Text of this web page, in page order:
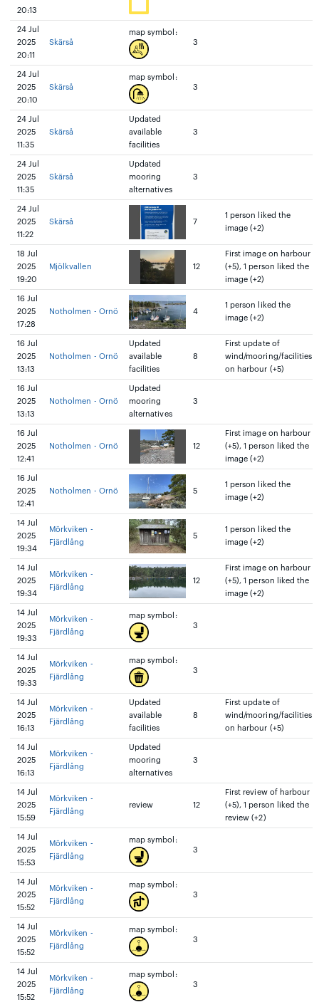
20:13
24 Jul
2025
20:11
Skärså
map symbol:
3
24 Jul
2025
20:10
Skärså
map symbol:
3
24 Jul
2025
11:35
Skärså
Updated
available
facilities
3
24 Jul
2025
11:35
Skärså
Updated
mooring
alternatives
3
24 Jul
2025
11:22
Skärså 7
1 person liked the
image (+2)
18 Jul
2025
19:20
Mjölkvallen 12
First image on harbour
(+5), 1 person liked the
image (+2)
16 Jul
2025
17:28
Notholmen - Ornö 4
1 person liked the
image (+2)
16 Jul
2025
13:13
Notholmen - Ornö
Updated
available
facilities
8
First update of
wind/mooring/facilities
on harbour (+5)
16 Jul
2025
13:13
Notholmen - Ornö
Updated
mooring
alternatives
3
16 Jul
2025
12:41
Notholmen - Ornö 12
First image on harbour
(+5), 1 person liked the
image (+2)
16 Jul
2025
12:41
Notholmen - Ornö 5
1 person liked the
image (+2)
14 Jul
2025
19:34
Mörkviken -
Fjärdlång
5
1 person liked the
image (+2)
14 Jul
2025
19:34
Mörkviken -
Fjärdlång
12
First image on harbour
(+5), 1 person liked the
image (+2)
14 Jul
2025
19:33
Mörkviken -
Fjärdlång
map symbol:
3
14 Jul
2025
19:33
Mörkviken -
Fjärdlång
map symbol:
3
14 Jul
2025
16:13
Mörkviken -
Fjärdlång
Updated
available
facilities
8
First update of
wind/mooring/facilities
on harbour (+5)
14 Jul
2025
16:13
Mörkviken -
Fjärdlång
Updated
mooring
alternatives
3
14 Jul
2025
15:59
Mörkviken -
Fjärdlång
review 12
First review of harbour
(+5), 1 person liked the
review (+2)
14 Jul
2025
15:53
Mörkviken -
Fjärdlång
map symbol:
3
14 Jul
2025
15:52
Mörkviken -
Fjärdlång
map symbol:
3
14 Jul
2025
15:52
Mörkviken -
Fjärdlång
map symbol:
3
14 Jul
2025
15:52
Mörkviken -
Fjärdlång
map symbol:
3